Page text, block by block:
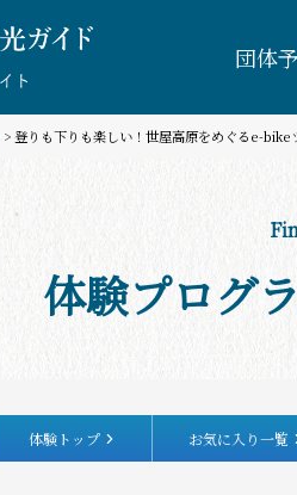
団体
> 登りも下りも楽しい！世屋高原をめぐるe-bike
体験プログ
体験トップ お気に入り一覧